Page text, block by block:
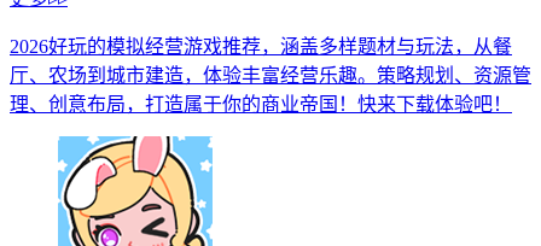
2026好玩的模拟经营游戏推荐，涵盖多样题材与玩法，从餐
厅、农场到城市建造，体验丰富经营乐趣。策略规划、资源管
理、创意布局，打造属于你的商业帝国！快来下载体验吧！